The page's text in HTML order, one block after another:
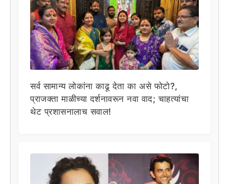
सर्व सामान्य लोकांना काढू देता का असे फोटो?,
प्राजक्ता माळीच्या दर्शनावरून नवा वाद; चाहत्यांचा
थेट प्रशासनालाच सवाल!